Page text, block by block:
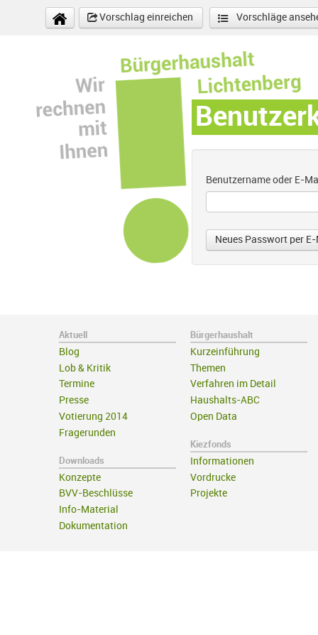
Direkt zum Inhalt
Vorschlag einreichen
Vorschläge
Benutzername oder E-
Aktuell
Blog
Lob & Kritik
Termine
Presse
Votierung 2014
Fragerunden
Downloads
Konzepte
BVV-Beschlüsse
Info-Material
Dokumentation
Bürgerhaushalt
Kurzeinführung
Themen
Verfahren im Detail
Haushalts-ABC
Open Data
Kiezfonds
Informationen
Vordrucke
Projekte